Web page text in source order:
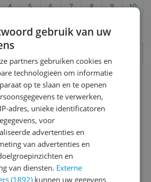
Overige kenmerken
10
9
8
7
6
5
4
gebruik van uw
partners gebruiken cookies en
technologieën om informatie
op te slaan en te openen
te verwerken,
adres, unieke identificatoren
voor
advertenties en
van advertenties en
en
van diensten. Externe
(1892) kunnen uw gegevens